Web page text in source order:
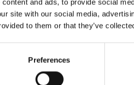
and ads, to provide social
site with our social media,
to them or that they’ve
Preferences
1050,00 mm
525 mm Abstand vom
Messlänge